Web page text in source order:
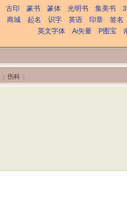
古印 篆书 篆体 光明书 集美书
商城 起名 识字 英语 印章 签名
英文字体
Ai矢量 P图宝
伤科